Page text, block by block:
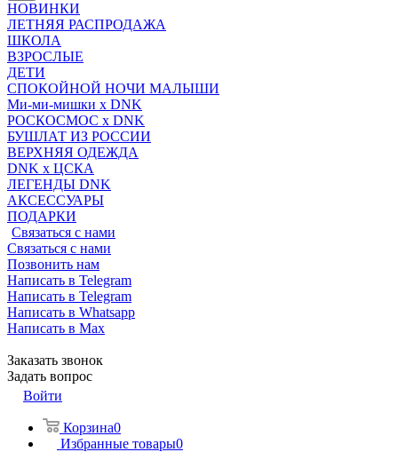
НОВИНКИ
ЛЕТНЯЯ РАСПРОДАЖА
ШКОЛА
ВЗРОСЛЫЕ
ДЕТИ
СПОКОЙНОЙ НОЧИ МАЛЫШИ
Ми-ми-мишки x DNK
РОСКОСМОС x DNK
БУШЛАТ ИЗ РОССИИ
ВЕРХНЯЯ ОДЕЖДА
DNK x ЦСКА
ЛЕГЕНДЫ DNK
АКСЕССУАРЫ
ПОДАРКИ
Связаться с нами
Связаться с нами
Позвонить нам
Написать в Telegram
Написать в Telegram
Написать в Whatsapp
Написать в Max
Заказать звонок
Задать вопрос
Войти
Корзина0
Избранные товары0